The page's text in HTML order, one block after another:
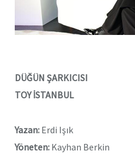
DÜĞÜN ŞARKICISI
TOY İSTANBUL
Yazan: Erdi Işık
Yöneten: Kayhan Berkin